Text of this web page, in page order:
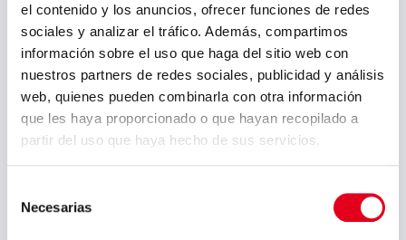
el contenido y los anuncios, ofrecer funciones de redes
sociales y analizar el tráfico. Además, compartimos
información sobre el uso que haga del sitio web con
nuestros partners de redes sociales, publicidad y análisis
web, quienes pueden combinarla con otra información
que les haya proporcionado o que hayan recopilado a
partir del uso que haya hecho de sus servicios.
Necesarias
febrero 2025
enero 2025
diciembre 2024
noviembre 2024
octubre 2024